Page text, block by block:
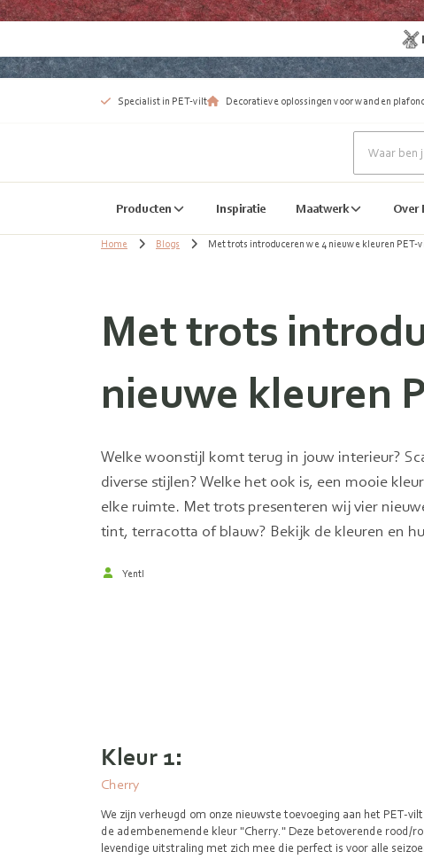
Specialist in PET-vilt Decoratieve oplossingen voor wand en
Producten Inspiratie Maatwerk Over
Home Blogs Met trots introduceren we 4 nieuwe kleuren PET-
Met trots
nieuwe kleuren
Welke woonstijl komt terug in jouw interieur?
diverse stijlen? Welke het ook is, een mooie
elke ruimte. Met trots presenteren wij vier
tint, terracotta of blauw? Bekijk de kleuren en
Yentl
Kleur 1:
Cherry
We zijn verheugd om onze nieuwste toevoeging aan het PET-
de adembenemende kleur "Cherry." Deze betoverende rood/
levendige uitstraling met zich mee die perfect is voor alle